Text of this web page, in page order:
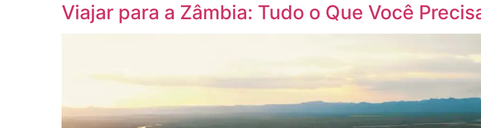
Viajar para a Zâmbia: Tudo o Que Você